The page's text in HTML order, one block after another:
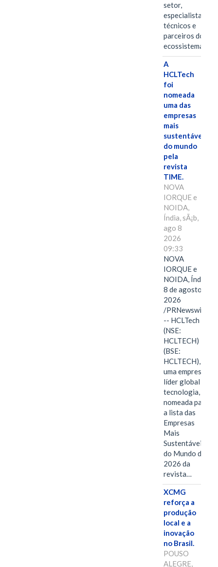
setor,
especialistas
técnicos e
parceiros do
ecossistema.…
A
HCLTech
foi
nomeada
uma das
empresas
mais
sustentáveis
do mundo
pela
revista
TIME.
NOVA
IORQUE e
NOIDA,
Índia, sÃ¡b,
ago 8
2026
09:33
NOVA
IORQUE e
NOIDA, Índia,
8 de agosto de
2026
/PRNewswire/
-- HCLTech
(NSE:
HCLTECH)
(BSE:
HCLTECH),
uma empresa
líder global em
tecnologia, foi
nomeada para
a lista das
Empresas
Mais
Sustentáveis
do Mundo de
2026 da
revista…
XCMG
reforça a
produção
local e a
inovação
no Brasil.
POUSO
ALEGRE,